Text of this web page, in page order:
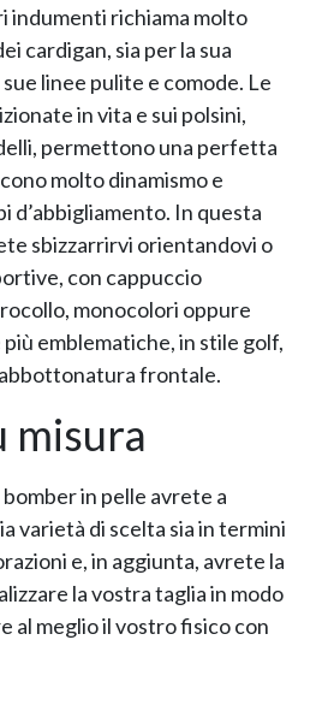
indumenti richiama molto
cardigan, sia per la sua
linee pulite e comode. Le
in vita e sui polsini,
permettono una perfetta
molto dinamismo e
d’abbigliamento. In questa
sbizzarrirvi orientandovi o
con cappuccio
monocolori oppure
emblematiche, in stile golf,
frontale.
misura
in pelle avrete a
varietà di scelta sia in termini
e, in aggiunta, avrete la
la vostra taglia in modo
al meglio il vostro fisico con